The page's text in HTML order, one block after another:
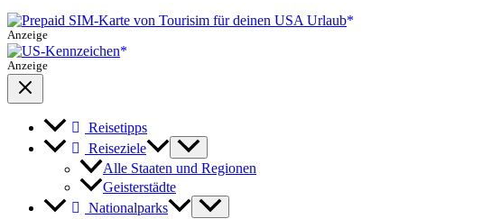
Anzeige
Anzeige
Reisetipps
Reiseziele
Alle Staaten und Regionen
Geisterstädte
Nationalparks